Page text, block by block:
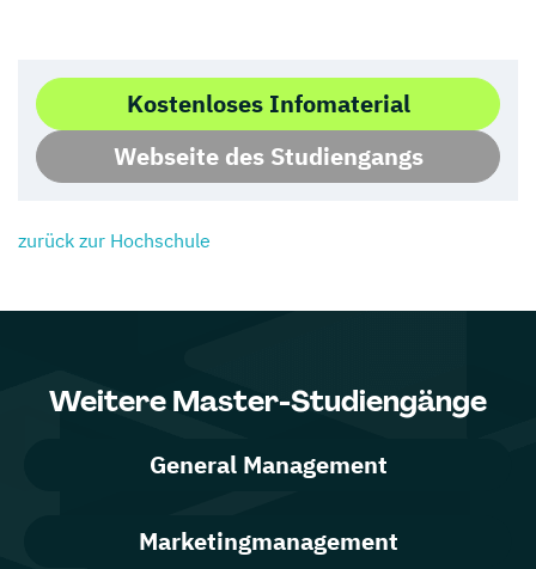
Kostenloses Infomaterial
Webseite des Studiengangs
zurück zur Hochschule
Weitere Master-Studiengänge
General Management
Marketingmanagement